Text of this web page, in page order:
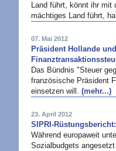
Land führt, könnt ihr mit
mächtiges Land führt,
07. Mai 2012
Präsident Hollande
Das Bündnis "Steuer
französische Präsident
einsetzen will. (mehr...)
23. April 2012
SIPRI-
Während europaweit
Sozialbudgets